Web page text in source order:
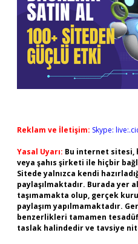
Reklam ve İletişim: Skype:
Yasal Uyarı: Bu internet sitesi,
veya şahıs şirketi ile hiçbir
Sitede yalnızca kendi
paylaşılmaktadır. Burada yer
taşımamakta olup, gerçek
paylaşım yapılmamaktadır.
benzerlikleri tamamen
taslak halindedir ve tavsiye